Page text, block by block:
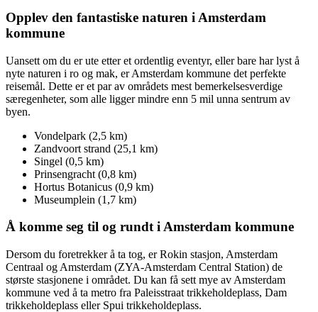
Opplev den fantastiske naturen i Amsterdam
kommune
Uansett om du er ute etter et ordentlig eventyr, eller bare har lyst å
nyte naturen i ro og mak, er Amsterdam kommune det perfekte
reisemål. Dette er et par av områdets mest bemerkelsesverdige
særegenheter, som alle ligger mindre enn 5 mil unna sentrum av
byen.
Vondelpark (2,5 km)
Zandvoort strand (25,1 km)
Singel (0,5 km)
Prinsengracht (0,8 km)
Hortus Botanicus (0,9 km)
Museumplein (1,7 km)
Å komme seg til og rundt i Amsterdam kommune
Dersom du foretrekker å ta tog, er Rokin stasjon, Amsterdam
Centraal og Amsterdam (ZYA-Amsterdam Central Station) de
største stasjonene i området. Du kan få sett mye av Amsterdam
kommune ved å ta metro fra Paleisstraat trikkeholdeplass, Dam
trikkeholdeplass eller Spui trikkeholdeplass.